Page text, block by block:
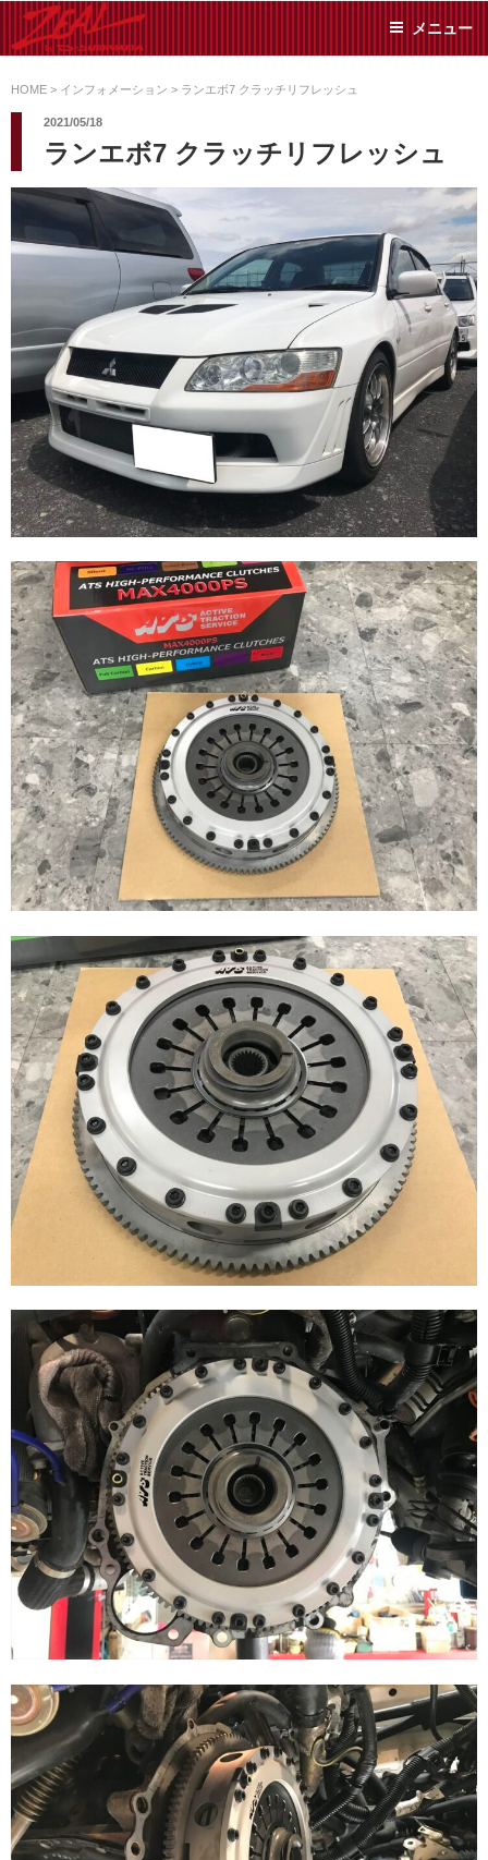
ン
ツ
ス
キ
プ
SUMIYAMA
た日常メンテから各種チ
ューニングまで、車に関
リーでお任せください!
メニュー
HOME > インフォメーション > ランエボ7 クラッチリフレッシュ
2021/05/18
ランエボ7 クラッチリフレッシュ